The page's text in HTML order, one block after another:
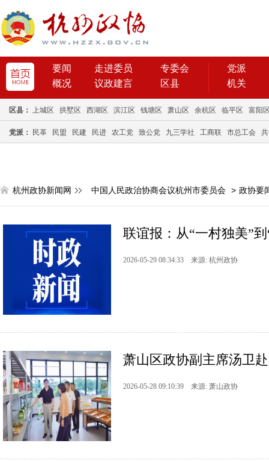
要闻 走进委员
专委会
概况
议政建言 区县
党派
机关
区县： 上城区 拱墅区 西湖区 滨江区 钱塘区 萧山区 余杭区 临平区 富阳
党派： 民革 民盟 民建 民进 农工党 致公党 九三学社 工商联 市总工会
杭州政协新闻网 中国人民政治协商会议杭州市委员会 > 政协要
联谊报：从“一村独美”
2026-05-29 08:34:33 来源: 杭州政协
萧山区政协副主席汤卫
2026-05-28 09:10:39 来源: 萧山政协